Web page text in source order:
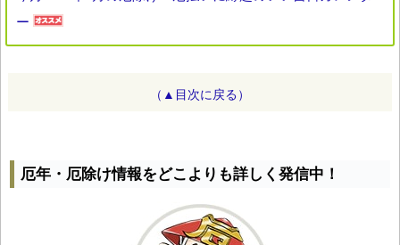
ー
（▲目次に戻る）
厄年・厄除け情報をどこよりも詳しく発信中！